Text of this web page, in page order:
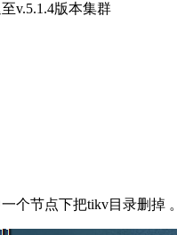
v.5.1.4版本集群
个节点下把tikv目录删掉 。